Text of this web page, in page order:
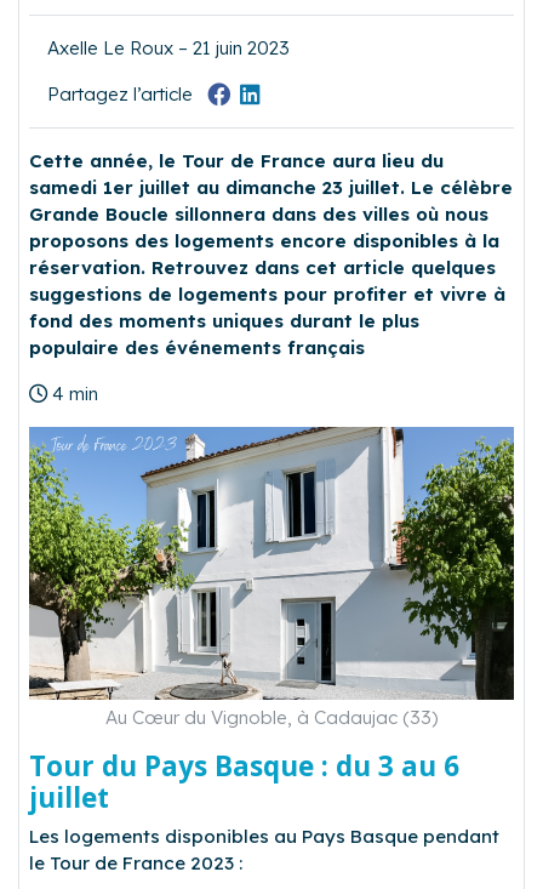
Axelle Le Roux – 21 juin 2023
Partagez l’article
Cette année, le Tour de France aura lieu du
samedi 1er juillet au dimanche 23 juillet. Le célèbre
Grande Boucle sillonnera dans des villes où nous
proposons des logements encore disponibles à la
réservation. Retrouvez dans cet article quelques
suggestions de logements pour profiter et vivre à
fond des moments uniques durant le plus
populaire des événements français
4 min
Au Cœur du Vignoble, à Cadaujac (33)
Tour du Pays Basque : du 3 au 6
juillet
Les logements disponibles au Pays Basque pendant
le Tour de France 2023 :